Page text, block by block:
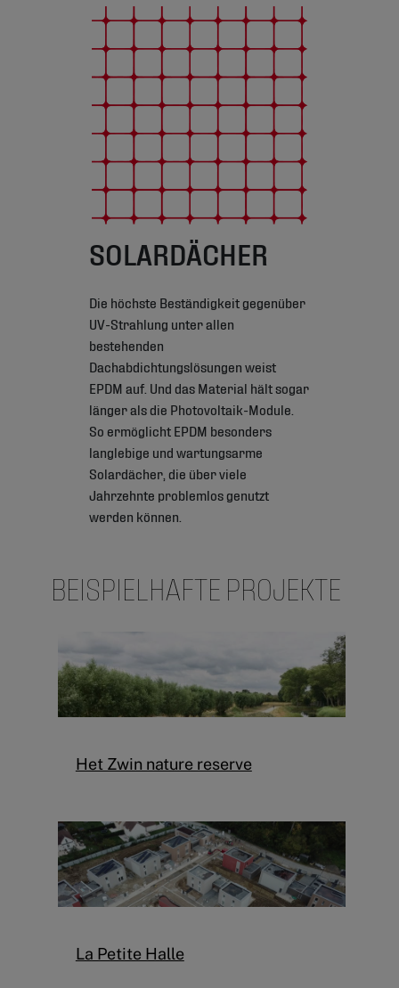
SOLARDÄCHER
Die höchste Beständigkeit gegenüber
UV-Strahlung unter allen
bestehenden
Dachabdichtungslösungen weist
EPDM auf. Und das Material hält sogar
länger als die Photovoltaik-Module.
So ermöglicht EPDM besonders
langlebige und wartungsarme
Solardächer, die über viele
Jahrzehnte problemlos genutzt
werden können.
BEISPIELHAFTE PROJEKTE
Het Zwin nature reserve
La Petite Halle